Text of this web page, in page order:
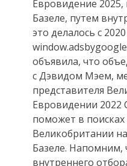
Евровидение
Базеле, путем
это делалось с
объявила, что
с Дэвидом Мэем,
представителя
Евровидении 2022
поможет в поисках
Великобритании
Базеле. Напомним,
внутреннего